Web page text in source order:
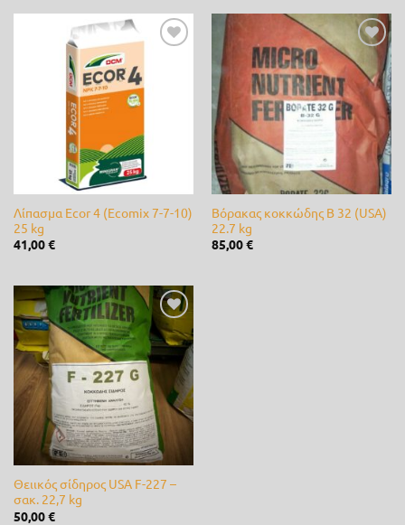
B&S(0)
bamboo(0)
Bayer(0)
Briggs & Stratton
CastelGarden
Castor(0)
Claber(0)
CLIMAX(0)
DCM(2)
de Sangosse(0)
diMartino(0)
Duracell (0)
στη λίστα
επιθυμίας
Λίπασμα Ecor 4 (Ecomix 7-7-10)
25 kg
41,00€
Προσθήκη
στη λίστα
επιθυμίας
Βόρακας κοκκώδης Β 32 (USA)
22.7 kg
85,00€
Προσθήκη
στη λίστα
επιθυμίας
Θειικός σίδηρος USA F-227 –
σακ. 22,7 kg
50,00€